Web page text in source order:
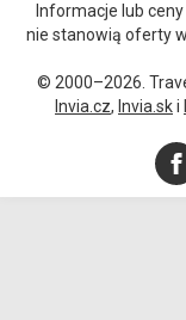
Informacje lub
nie stanowią oferty
© 2000–2026.
Invia.cz, Invia.ski